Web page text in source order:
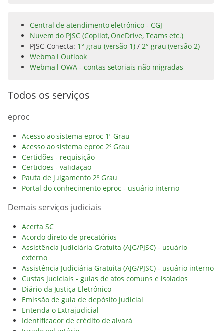
Central de atendimento eletrônico - CGJ
Nuvem do PJSC (Copilot, OneDrive, Teams etc.)
PJSC-Conecta: 1° grau (versão 1) / 2° grau (versão 2)
Webmail Outlook
Webmail OWA - contas setoriais não migradas
Todos os serviços
eproc
Acesso ao sistema eproc 1º Grau
Acesso ao sistema eproc 2º Grau
Certidões - requisição
Certidões - validação
Pauta de julgamento 2º Grau
Portal do conhecimento eproc - usuário interno
Demais serviços judiciais
Acerta SC
Acordo direto de precatórios
Assistência Judiciária Gratuita (AJG/PJSC) - usuário
externo
Assistência Judiciária Gratuita (AJG/PJSC) - usuário interno
Custas judiciais - guias de atos comuns e isolados
Diário da Justiça Eletrônico
Emissão de guia de depósito judicial
Entenda o Extrajudicial
Identificador de crédito de alvará